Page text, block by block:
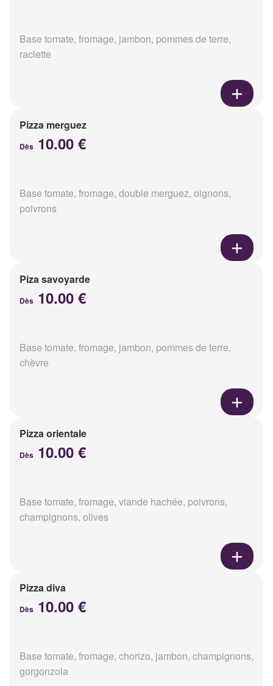
Base tomate, fromage, jambon, pommes de terre,
raclette
Pizza merguez
Dès 10.00 €
Base tomate, fromage, double merguez, oignons,
poivrons
Piza savoyarde
Dès 10.00 €
Base tomate, fromage, jambon, pommes de terre,
chèvre
Pizza orientale
Dès 10.00 €
Base tomate, fromage, viande hachée, poivrons,
champignons, olives
Pizza diva
Dès 10.00 €
Base tomate, fromage, chorizo, jambon, champignons,
gorgonzola